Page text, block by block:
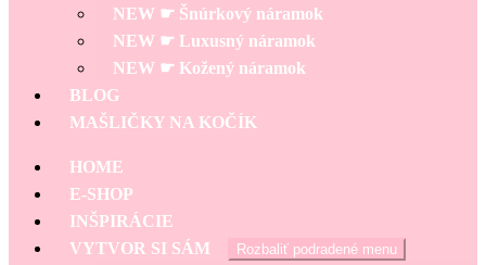
NEW ☛ Šnúrkový náramok
NEW ☛ Luxusný náramok
NEW ☛ Kožený náramok
BLOG
MAŠLIČKY NA KOČÍK
HOME
E-SHOP
INŠPIRÁCIE
VYTVOR SI SÁM
Rozbaliť podradené menu